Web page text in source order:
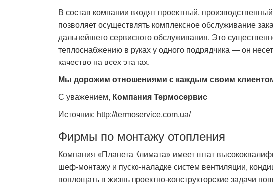
В состав компании входят проектный,
позволяет осуществлять комплексное обслуживание
дальнейшего сервисного обслуживания. Это
теплоснабжению в руках у одного подрядчика — он несет
качество на всех этапах.
Мы дорожим отношениями с каждым своим
С уважением, Компания Термосервис
Источник: http://termoservice.com.ua/
Фирмы по монтажу отопления
Компания «Планета Климата» имеет штат
шеф-монтажу и пуско-наладке систем вентиляции,
воплощать в жизнь проектно-конструкторские задачи